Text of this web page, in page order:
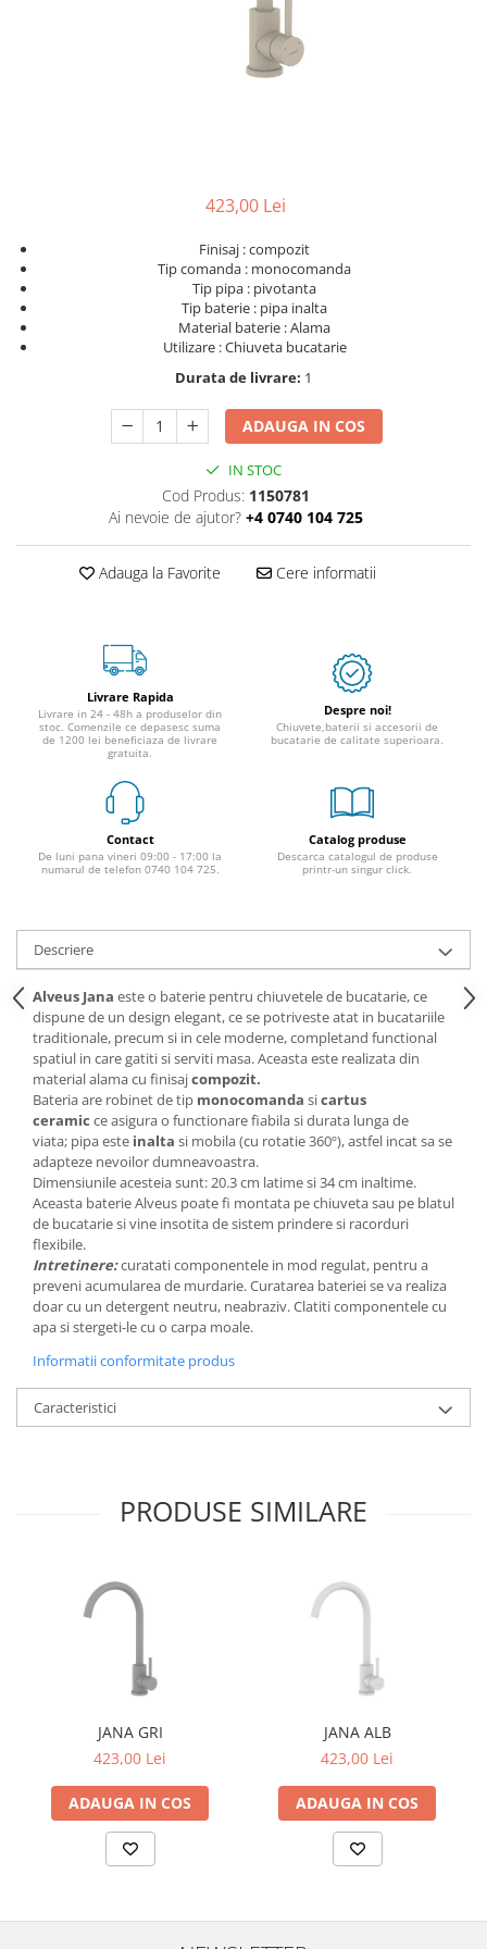
423,00 Lei
Finisaj : compozit
Tip comanda : monocomanda
Tip pipa : pivotanta
Tip baterie : pipa inalta
Material baterie : Alama
Utilizare : Chiuveta bucatarie
Durata de livrare: 1
ADAUGA IN COS
IN STOC
Cod Produs: 1150781
Ai nevoie de ajutor? +4 0740 104 725
Adauga la Favorite Cere informatii
Livrare Rapida
Livrare in 24 - 48h a produselor din
stoc. Comenzile ce depasesc suma
de 1200 lei beneficiaza de livrare
gratuita.
Despre noi!
Chiuvete,baterii si accesorii de
bucatarie de calitate superioara.
Contact
De luni pana vineri 09:00 - 17:00 la
numarul de telefon 0740 104 725.
Catalog produse
Descarca catalogul de produse
printr-un singur click.
Descriere
Alveus Jana este o baterie pentru chiuvetele de bucatarie, ce
dispune de un design elegant, ce se potriveste atat in bucatariile
traditionale, precum si in cele moderne, completand functional
spatiul in care gatiti si serviti masa. Aceasta este realizata din
material alama cu finisajcompozit.
Bateria are robinet de tip monocomanda sicartus
ceramic ce asigura o functionare fiabila si durata lunga de
viata; pipa este inalta si mobila (cu rotatie 360º), astfel incat sa se
adapteze nevoilor dumneavoastra.
Dimensiunile acesteia sunt: 20.3 cm latime si 34 cm inaltime.
Aceasta baterie Alveus poate fi montata pe chiuveta sau pe blatul
de bucatarie si vine insotita de sistem prindere si racorduri
flexibile.
Intretinere:curatati componentele in mod regulat, pentru a
preveni acumularea de murdarie. Curatarea bateriei se va realiza
doar cu un detergent neutru, neabraziv. Clatiti componentele cu
apa si stergeti-le cu o carpa moale.
Informatii conformitate produs
Caracteristici
PRODUSE SIMILARE
JANA GRI
423,00 Lei
ADAUGA IN COS
JANA ALB
423,00 Lei
ADAUGA IN COS